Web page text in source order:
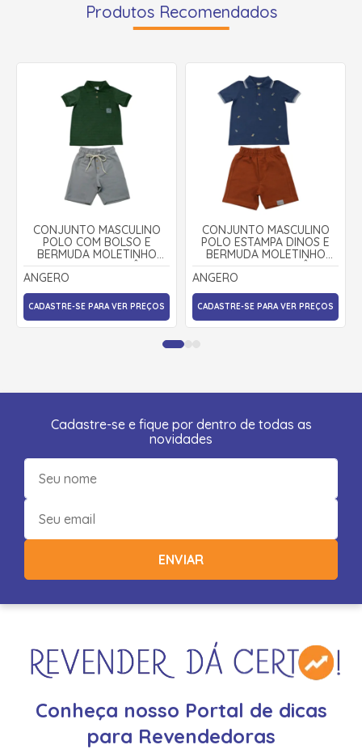
Produtos Recomendados
CONJUNTO MASCULINO
POLO COM BOLSO E
BERMUDA MOLETINHO
28847 - ANGERÔ
ANGERO
CADASTRE-SE PARA VER PREÇOS
CONJUNTO MASCULINO
POLO ESTAMPA DINOS E
BERMUDA MOLETINHO
29055 - ANGERÔ
ANGERO
CADASTRE-SE PARA VER PREÇOS
Cadastre-se e fique por dentro de todas as
novidades
ENVIAR
Conheça nosso Portal de dicas
para Revendedoras